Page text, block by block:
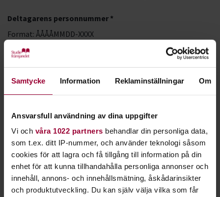
Samtycke Information Reklaminställningar Om
Ansvarsfull användning av dina uppgifter
Vi och våra 1022 partners behandlar din personliga data,
som t.ex. ditt IP-nummer, och använder teknologi såsom
cookies för att lagra och få tillgång till information på din
enhet för att kunna tillhandahålla personliga annonser och
innehåll, annons- och innehållsmätning, åskådarinsikter
och produktutveckling. Du kan själv välja vilka som får
Deltagarens personnummer *
Format: ÅÅÅÅMMDD-XXXX
LMA-nummer
Efternamn *
E-postadress *